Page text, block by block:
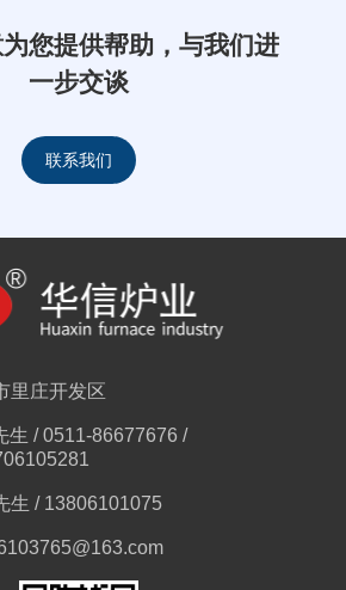
您提供帮助，与我们进
一步交谈
联系我们
里庄开发区
生 / 0511-86677676 /
生 / 13806101075